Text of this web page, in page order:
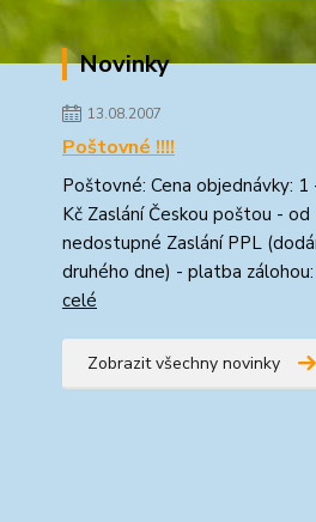
Novinky
13.08.2007
Poštovné !!!!
Poštovné: Cena objednávky:
Kč Zaslání Českou poštou - od
nedostupné Zaslání PPL
druhého dne) - platba zálohou:
celé
Zobrazit všechny novinky